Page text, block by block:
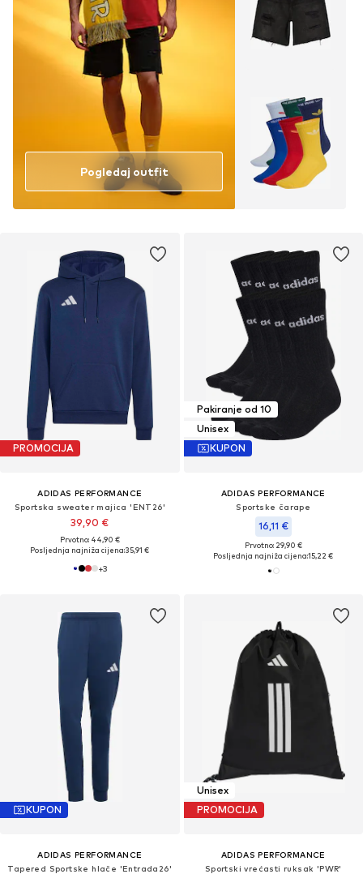
PROMOCIJA
ADIDAS PERFORMANCE
Sportska sweater majica 'ENT26'
39,90 €
Prvotno: 44,90 €
Posljednja najniža cijena:35,91 €
+3
Pakiranje od 10
Unisex
KUPON
ADIDAS PERFORMANCE
Sportske čarape
16,11 €
Prvotno: 29,90 €
Posljednja najniža cijena:15,22 €
Pogledaj outfit
KUPON
ADIDAS PERFORMANCE
Tapered Sportske hlače 'Entrada26'
Unisex
PROMOCIJA
ADIDAS PERFORMANCE
Sportski vrećasti ruksak 'PWR'